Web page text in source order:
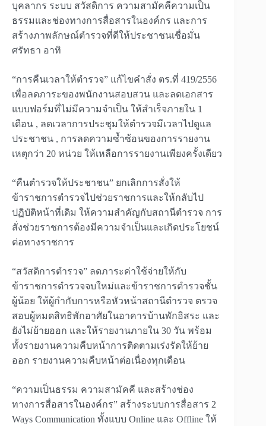
บุคลากร ระบบ สวัสดิการ ความสามัคคีความเป็น
ธรรมและช่องทางการสื่อสารในองค์กร และการ
สร้างภาพลักษณ์ตำรวจที่ดีให้ประชาชนเชื่อมั่น
ศรัทธา อาทิ
“การคืนเวลาให้ตำรวจ” แก้ไขคำสั่ง ตร.ที่ 419/2556
เพื่อลดภาระของพนักงานสอบสวน และลดเอกสาร
แบบฟอร์มที่ไม่มีความจำเป็น ให้สำเร็จภายใน 1
เดือน , ลดเวลาการประชุมให้ตำรวจมีเวลาไปดูแล
ประชาชน , การลดความซ้ำซ้อนของการรายงาน
เหตุกว่า 20 หน่วย ให้เหลือการรายงานเพียงครั้งเดียว
“คืนตำรวจให้ประชาชน” ยกเลิกการสั่งให้
ข้าราชการตำรวจไปช่วยราชการและให้กลับไป
ปฏิบัติหน้าที่เดิม ให้ความสำคัญกับสถานีตำรวจ การ
สั่งช่วยราชการต้องมีความจำเป็นและเกิดประโยชน์
ต่อทางราชการ
“สวัสดิการตำรวจ” ลดภาระค่าใช้จ่ายให้กับ
ข้าราชการตำรวจจบใหม่และข้าราชการตำรวจชั้น
ผู้น้อย ให้ผู้กำกับการหรือหัวหน้าสถานีตำรวจ ตรวจ
สอบผู้หมดสิทธิพักอาศัยในอาคารบ้านพักอิสระ และ
ยังไม่ย้ายออก และให้รายงานภายใน 30 วัน พร้อม
ทั้งรายงานความคืบหน้าการติดตามเร่งรัดให้ย้าย
ออก รายงานความคืบหน้าต่อเนื่องทุกเดือน
“ความเป็นธรรม ความสามัคคี และสร้างช่อง
ทางการสื่อสารในองค์กร” สร้างระบบการสื่อสาร 2
Ways Communication ทั้งแบบ Online และ Offline ให้